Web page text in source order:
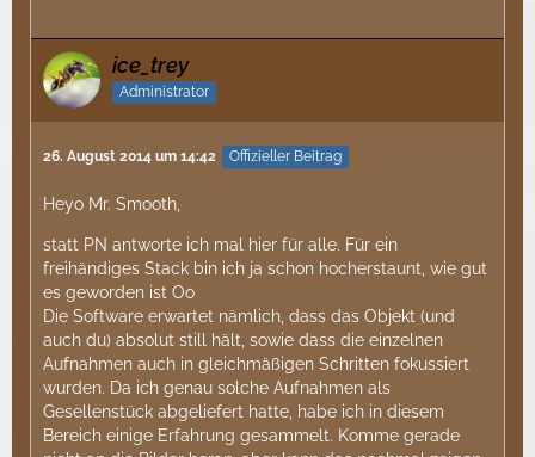
ice_trey
Administrator
26. August 2014 um 14:42 Offizieller Beitrag
Heyo Mr. Smooth,
statt PN antworte ich mal hier für alle. Für ein
freihändiges Stack bin ich ja schon hocherstaunt, wie gut
es geworden ist Oo
Die Software erwartet nämlich, dass das Objekt (und
auch du) absolut still hält, sowie dass die einzelnen
Aufnahmen auch in gleichmäßigen Schritten fokussiert
wurden. Da ich genau solche Aufnahmen als
Gesellenstück abgeliefert hatte, habe ich in diesem
Bereich einige Erfahrung gesammelt. Komme gerade